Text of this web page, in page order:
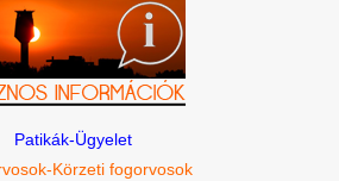
Patikák-Ügyelet
Körzeti fogorvosok